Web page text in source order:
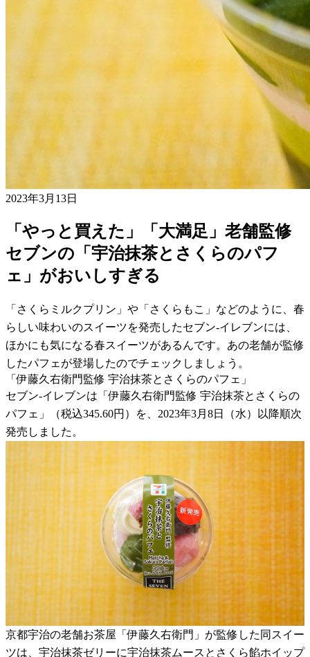
2023年3月13日
「やっと買えた」「大満足」老舗監修
セブンの「宇治抹茶とさくらのパフ
ェ」がおいしすぎる
「さくらミルクプリン」や「さくらもこ」などのように、春
らしい味わいのスイーツを発売したセブン-イレブンには、
ほかにも気になる春スイーツがあるんです。あの老舗が監修
したパフェが登場したのでチェックしましょう。
「伊藤久右衛門監修 宇治抹茶とさくらのパフェ」
セブン-イレブンは「伊藤久右衛門監修 宇治抹茶とさくらの
パフェ」（税込345.60円）を、2023年3月8日（水）以降順次
発売しました。
京都宇治の老舗お茶屋「伊藤久右衛門」が監修した同スイー
ツは、宇治抹茶ゼリーに宇治抹茶ムースとさくら餡ホイップ